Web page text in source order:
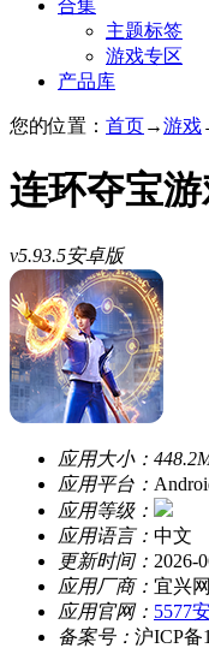
合集
主题标签
游戏专区
产品库
您的位置： 首页→游戏
连环夺宝
v5.93.5安卓版
应用大小：
应用平台：
应用等级：
应用语言： 中文
更新时间： 2026-
应用厂商： 宜兴
应用官网： 5577
备案号： 沪ICP备